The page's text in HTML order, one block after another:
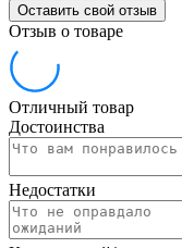
Оставить свой отзыв
Отзыв о товаре
Отличный товар
Достоинства
Недостатки